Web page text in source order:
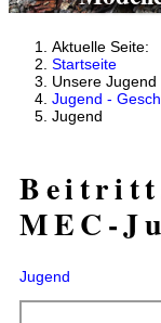
Aktuelle Seite:
Startseite
Unsere Jugend
Jugend -
Jugend
MEC-
Jugend